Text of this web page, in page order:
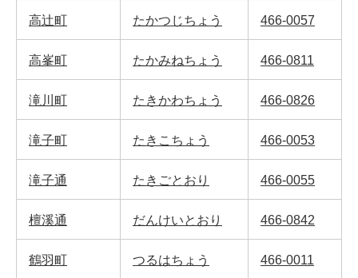
高辻町 たかつじちょう 466-0057
高峯町 たかみねちょう 466-0811
滝川町 たきかわちょう 466-0826
滝子町 たきこちょう 466-0053
滝子通 たきごとおり 466-0055
檀溪通 だんけいとおり 466-0842
鶴羽町 つるはちょう 466-0011